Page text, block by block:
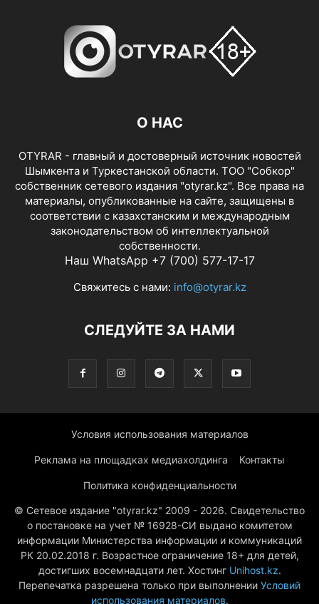
О НАС
OTYRAR - главный и достоверный источник новостей
Шымкента и Туркестанской области. ТОО "Собкор"
собственник сетевого издания "otyrar.kz". Все права на
материалы, опубликованные на сайте, защищены в
соответствии с казахстанским и международным
законодательством об интеллектуальной
собственности.
Наш WhatsApp +7 (700) 577-17-17
Свяжитесь с нами: info@otyrar.kz
СЛЕДУЙТЕ ЗА НАМИ
Условия использования материалов
Реклама на площадках медиахолдинга Контакты
Политика конфиденциальности
© Сетевое издание "otyrar.kz" 2009 - 2026. Свидетельство
о постановке на учет № 16928-СИ выдано комитетом
информации Министерства информации и коммуникаций
РК 20.02.2018 г. Возрастное ограничение 18+ для детей,
достигших восемнадцати лет. Хостинг Unihost.kz.
Перепечатка разрешена только при выполнении Условий
использования материалов.